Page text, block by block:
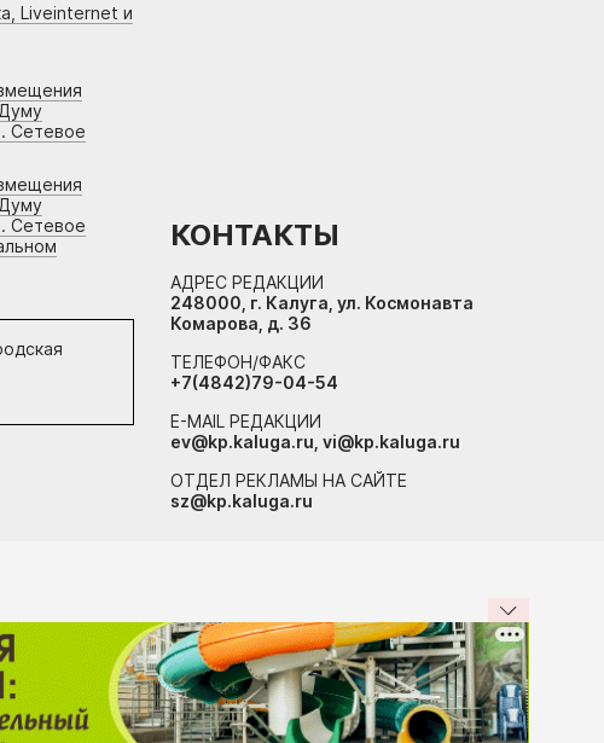
Liveinternet и
Сетевое
Сетевое
КОНТАКТЫ
АДРЕС РЕДАКЦИИ
248000, г. Калуга, ул. Космонавта
Комарова, д. 36
ТЕЛЕФОН/ФАКС
+7(4842)79-04-54
E-MAIL РЕДАКЦИИ
ev@kp.kaluga.ru, vi@kp.kaluga.ru
ОТДЕЛ РЕКЛАМЫ НА САЙТЕ
sz@kp.kaluga.ru